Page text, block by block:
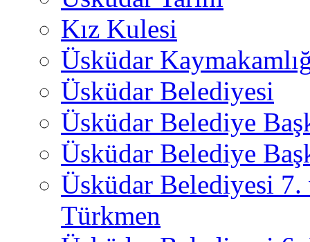
Kız Kulesi
Üsküdar
Üsküdar Belediyesi
Üsküdar Belediye
Üsküdar Belediye
Üsküdar Belediyesi
Türkmen